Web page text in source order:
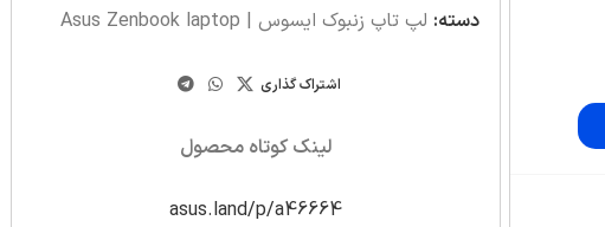
دسته: لپ تاپ زنبوک ایسوس | Asus Zenbook laptop
اشتراک گذاری
لینک کوتاه محصول
asus.land/p/a46664